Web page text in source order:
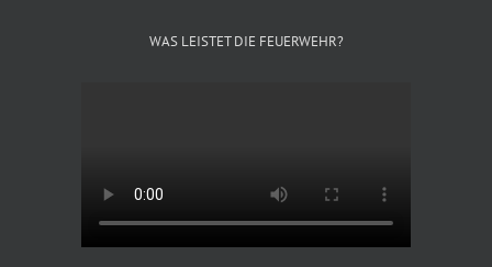
WAS LEISTET DIE FEUERWEHR?